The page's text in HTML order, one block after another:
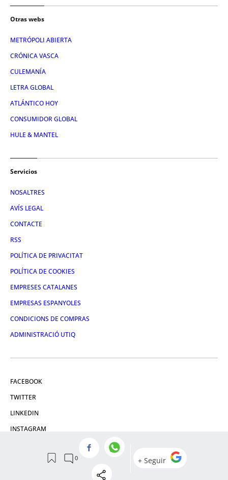
Otras webs
METRÓPOLI ABIERTA
CRÓNICA VASCA
CULEMANÍA
LETRA GLOBAL
ATLÁNTICO HOY
CONSUMIDOR GLOBAL
HULE & MANTEL
Servicios
NOSALTRES
AVÍS LEGAL
CONTACTE
RSS
POLÍTICA DE PRIVACITAT
POLÍTICA DE COOKIES
EMPRESES CATALANES
EMPRESAS ESPANYOLES
CONDICIONS DE COMPRAS
ADMINISTRACIÓ UTIQ
FACEBOOK
TWITTER
LINKEDIN
INSTAGRAM